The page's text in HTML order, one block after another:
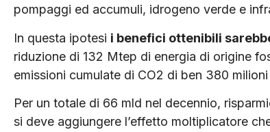
pompaggi ed accumuli, idrogeno verde e
In questa ipotesi i benefici ottenibili
riduzione di 132 Mtep di energia di origine
emissioni cumulate di CO2 di ben 380
Per un totale di 66 mld nel decennio,
si deve aggiungere l’effetto moltiplicatore